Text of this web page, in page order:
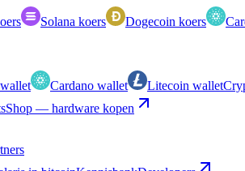
Solana koers Dogecoin koers
Cardano wallet Litecoin wallet
Shop — hardware kopen